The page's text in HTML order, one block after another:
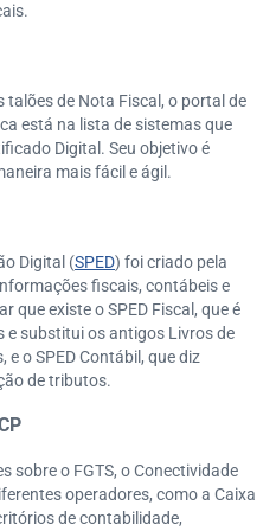
de Nota Fiscal, o portal de
está na lista de sistemas que
Digital. Seu objetivo é
mais fácil e ágil.
Digital (SPED) foi criado pela
fiscais, contábeis e
que existe o SPED Fiscal, que é
e substitui os antigos Livros de
e o SPED Contábil, que diz
de tributos.
sobre o FGTS, o Conectividade
operadores, como a Caixa
de contabilidade,